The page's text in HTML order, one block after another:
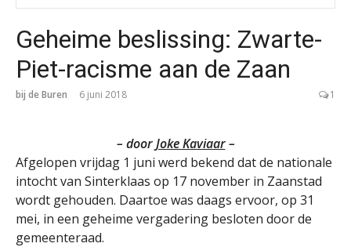
Geheime beslissing: Zwarte-
Piet-racisme aan de Zaan
bij de Buren 6 juni 2018 1
– doorJoke Kaviaar–
Afgelopen vrijdag 1 juni werd bekend dat de nationale
intocht van Sinterklaas op 17 november in Zaanstad
wordt gehouden. Daartoe was daags ervoor, op 31
mei, in een geheime vergadering besloten door de
gemeenteraad.